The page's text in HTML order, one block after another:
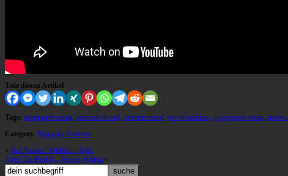
Teile diesen Artikel
Tags: avantgarde metal, carnival of coal, extreme metal, eye of solitude, progressive metal, review,
Category: Magazin, Reviews
« Red Apollo / Withers – Split
After The Burial – Wolves Within »